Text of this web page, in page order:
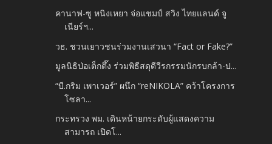
คานาฟ-ซู หนิงเหยา จ่อแชมป์ สวิง ไทยแลนด์ จู
เนียร์ฯ...
วธ. ชวนเยาวชนร่วมงานเสวนา “Fact or Fake?”
มูลนิธิป่อเต็กตึ๊ง ร่วมพิธีสดุดีวีรกรรมนักรบกล้า-ป...
“บี.กริม เพาเวอร์” ผนึก “reNIKOLA” คว้าโครงการ
โซลา...
กระทรวง พม. เดินหน้ายกระดับผู้แสดงความ
สามารถ เปิดโ...